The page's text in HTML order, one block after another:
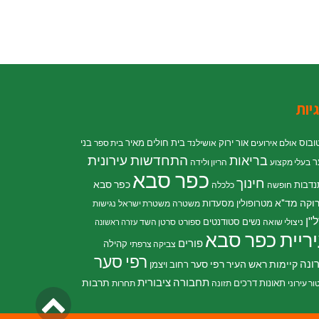
אולם אירועים אור ירוק אושילנד בית חולים מאיר בית ספר בני
בעלי מקצוע בריאות הריון ולידה התחדשות עירונית
חופשה חינוך כלכלה כפר סבא כפר סבא
מד"א מטרופולין מסעדות משטרה משטרת ישראל נגישות
ניצולי שואה נשים סטודנטים ספורט סרטן השד עזרה ראשונה
כפר סבא פורים צביקה צרפתי קהילה
קיימותראש העיר רפי סער רחוב ויצמן רפי סער
עירוני תאונות דרכים תזונה תחבורה ציבורית תחרות תרבות